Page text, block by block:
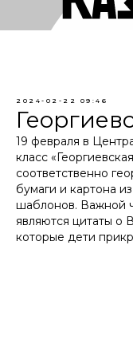
2024-02-22 09:46
19 февраля в
класс
соответственно
бумаги и картона
шаблонов. Важной
являются цитаты о
которые дети